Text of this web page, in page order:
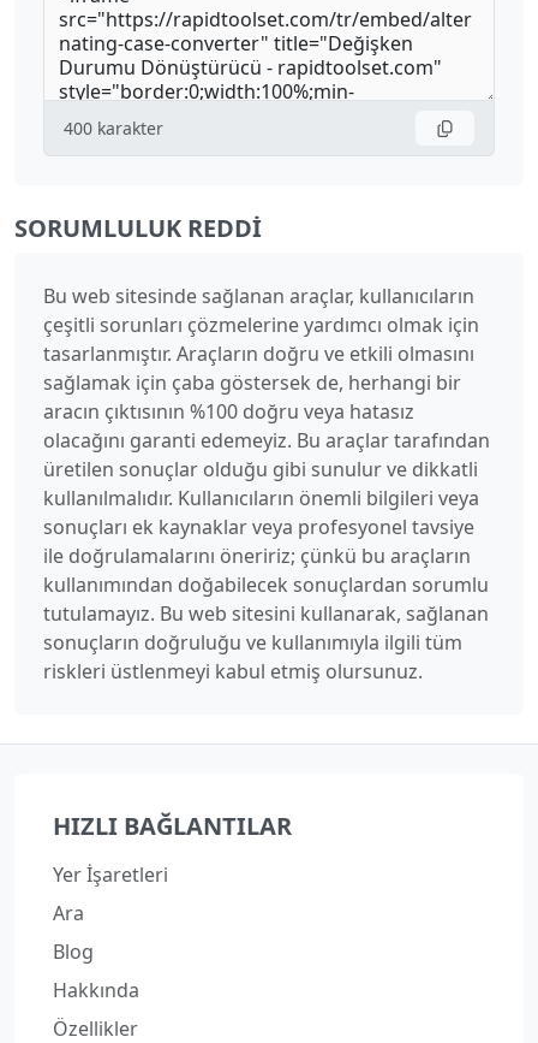
400 karakter
SORUMLULUK REDDI
Bu web sitesinde sağlanan araçlar, kullanıcıların
çeşitli sorunları çözmelerine yardımcı olmak için
tasarlanmıştır. Araçların doğru ve etkili olmasını
sağlamak için çaba göstersek de, herhangi bir
aracın çıktısının %100 doğru veya hatasız
olacağını garanti edemeyiz. Bu araçlar tarafından
üretilen sonuçlar olduğu gibi sunulur ve dikkatli
kullanılmalıdır. Kullanıcıların önemli bilgileri veya
sonuçları ek kaynaklar veya profesyonel tavsiye
ile doğrulamalarını öneririz; çünkü bu araçların
kullanımından doğabilecek sonuçlardan sorumlu
tutulamayız. Bu web sitesini kullanarak, sağlanan
sonuçların doğruluğu ve kullanımıyla ilgili tüm
riskleri üstlenmeyi kabul etmiş olursunuz.
HIZLI BAĞLANTILAR
Yer İşaretleri
Ara
Blog
Hakkında
Özellikler